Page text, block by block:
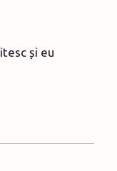
și eu